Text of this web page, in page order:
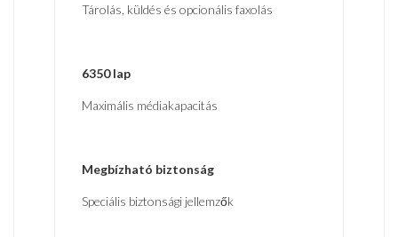
Tárolás, küldés és opcionális faxolás
6350 lap
Maximális médiakapacitás
Megbízható biztonság
Speciális biztonsági jellemzők